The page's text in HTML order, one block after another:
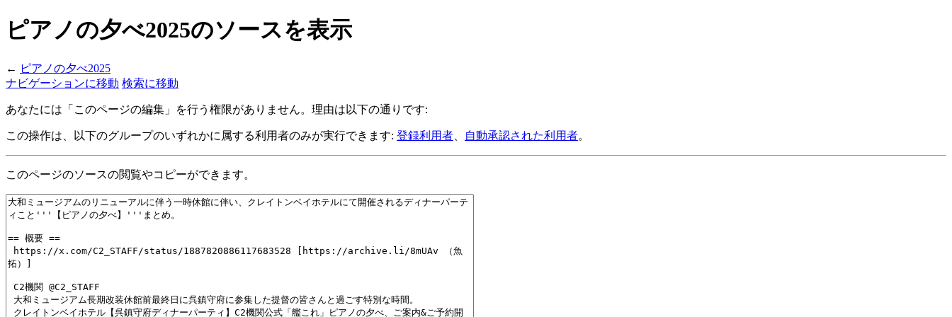
ピアノの夕べ2025のソースを表示
← ピアノの夕べ2025
ナビゲーションに移動 検索に移動
あなたには「このページの編集」を行う権限がありません。理由は以下の通りです:
この操作は、以下のグループのいずれかに属する利用者のみが実行できます: 登録利用者 自動承認された利用者。
このページのソースの閲覧やコピーができます。